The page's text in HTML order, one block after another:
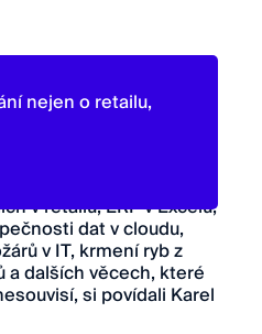
v retailu, ERP v Excelu,
dat v cloudu,
v IT, krmení ryb z
dalších věcech, které
si povídali Karel
nejen o retailu,